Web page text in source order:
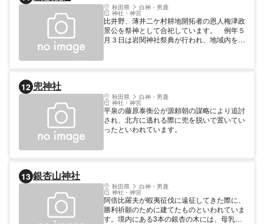
秋田県 白神・男鹿
神社・神宮
比井野、薄井二ケ村耕地開拓者の恩人梅津政
景公を祭神として合祀しています。 例年５
月３日は岩関神社祭典が行われ、地域内を神
12 兜神社
秋田県 白神・男鹿
神社・神宮
平泉の藤原泰衡公が源頼朝の謀略により追討
され、北方に逃れる際に兜を脱いで置いてい
ったといわれています。
13 銀杏山神社
秋田県 白神・男鹿
神社・神宮
阿倍比羅夫が蝦夷征伐に遠征してきた際に、
勝利祈願のために建てたものといわれていま
す。境内にある3本の銀杏の木には、母乳が